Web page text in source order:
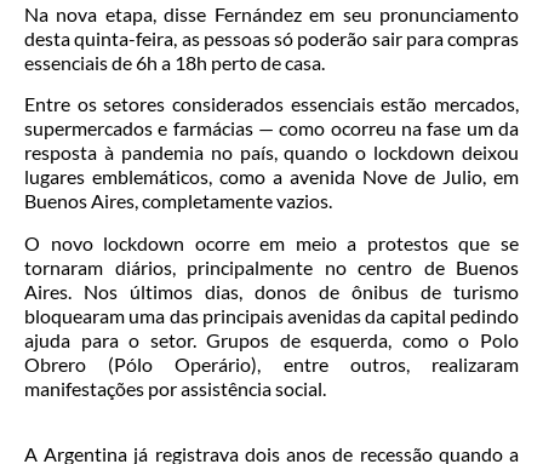
Na nova etapa, disse Fernández em seu pronunciamento
desta quinta-feira, as pessoas só poderão sair para compras
essenciais de 6h a 18h perto de casa.
Entre os setores considerados essenciais estão mercados,
supermercados e farmácias — como ocorreu na fase um da
resposta à pandemia no país, quando o lockdown deixou
lugares emblemáticos, como a avenida Nove de Julio, em
Buenos Aires, completamente vazios.
O novo lockdown ocorre em meio a protestos que se
tornaram diários, principalmente no centro de Buenos
Aires. Nos últimos dias, donos de ônibus de turismo
bloquearam uma das principais avenidas da capital pedindo
ajuda para o setor. Grupos de esquerda, como o Polo
Obrero (Pólo Operário), entre outros, realizaram
manifestações por assistência social.
A Argentina já registrava dois anos de recessão quando a